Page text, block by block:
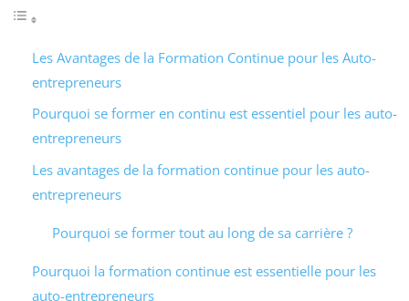
Les Avantages de la Formation Continue pour les Auto-
entrepreneurs
Pourquoi se former en continu est essentiel pour les auto-
entrepreneurs
Les avantages de la formation continue pour les auto-
entrepreneurs
Pourquoi se former tout au long de sa carrière ?
Pourquoi la formation continue est essentielle pour les
auto-entrepreneurs